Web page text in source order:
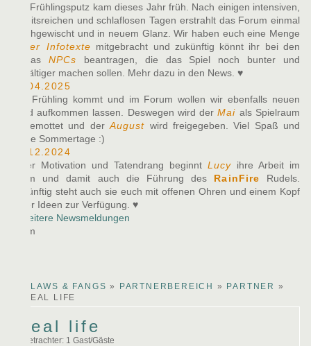
Der Frühlingsputz kam dieses Jahr früh. Nach einigen intensiven,
arbeitsreichen und schlaflosen Tagen erstrahlt das Forum einmal
durchgewischt und in neuem Glanz. Wir haben euch eine Menge
neuer Infotexte mitgebracht und zukünftig könnt ihr bei den
Alphas NPCs beantragen, die das Spiel noch bunter und
vielfältiger machen sollen. Mehr dazu in den News. ♥
27.04.2025
Der Frühling kommt und im Forum wollen wir ebenfalls neuen
Wind aufkommen lassen. Deswegen wird derMai als Spielraum
eingemottet und derAugust wird freigegeben. Viel Spaß und
heiße Sommertage :)
07.12.2024
Voller Motivation und Tatendrang beginnt Lucy ihre Arbeit im
Team und damit auch die Führung des RainFire Rudels.
Zukünftig steht auch sie euch mit offenen Ohren und einem Kopf
voller Ideen zur Verfügung. ♥
» Weitere Newsmeldungen
Team
CLAWS & FANGS » PARTNERBEREICH » PARTNER »
REAL LIFE
real life
Betrachter: 1 Gast/Gäste